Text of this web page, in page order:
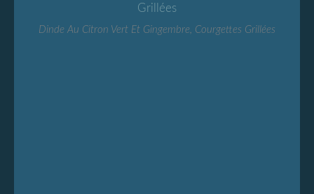
Dinde Au Citron Vert Et Gingembre, Courgettes Grillées